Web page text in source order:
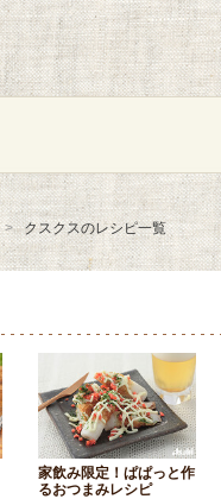
クスクスのレシピ一覧
家飲み限定！ぱぱっと作
るおつまみレシピ